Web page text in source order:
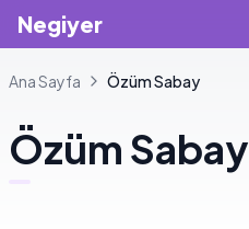
Negiyer
Ana Sayfa ÖzümSabay
Özüm Sabay